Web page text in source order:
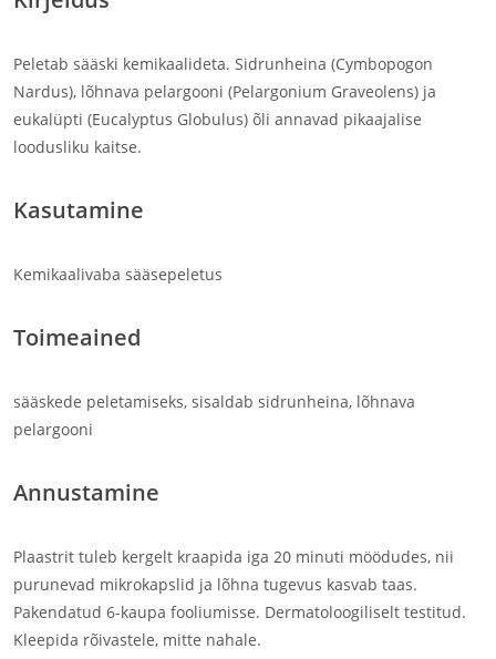
Peletab sääski kemikaalideta. Sidrunheina (Cymbopogon
Nardus), lõhnava pelargooni (Pelargonium Graveolens) ja
eukalüpti (Eucalyptus Globulus) õli annavad pikaajalise
loodusliku kaitse.
Kasutamine
Kemikaalivaba sääsepeletus
Toimeained
sääskede peletamiseks, sisaldab sidrunheina, lõhnava
pelargooni
Annustamine
Plaastrit tuleb kergelt kraapida iga 20 minuti möödudes, nii
purunevad mikrokapslid ja lõhna tugevus kasvab taas.
Pakendatud 6-kaupa fooliumisse. Dermatoloogiliselt testitud.
Kleepida rõivastele, mitte nahale.